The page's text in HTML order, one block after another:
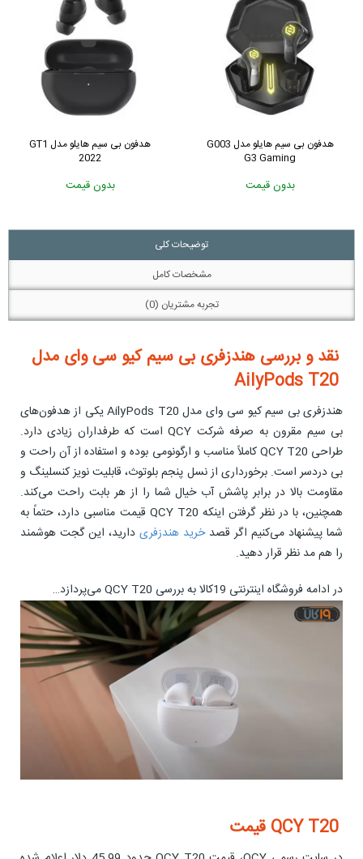
هدفون بی سیم هایلو مدل GT1
2022
بدون قیمت
هدفون بی سیم هایلو مدل G003
G3 Gaming
بدون قیمت
توضیحات کلی
مشخصات کامل
تجربه مشتریان (0)
نقد و بررسی هندزفری بی سیم کیو سی وای مدل
AilyPods T20
هندزفری بی سیم کیو سی وای مدل AilyPods T20 یکی از هدفون‌های
بی سیم مقرون به صرفه شرکت QCY است که طرفداران زیادی دارد.
طراحی QCY T20 کاملاً مناسب و ارگونومی بوده و استفاده از آن راحت و
بی دردسر است. برخورداری از نسل پنجم بلوتوث، قابلیت نویز کنسلینگ و
مقاومت بالا در برابر پاشش آب خیال شما را از هر بابت راحت می‌کند.
همچنین، با در نظر گرفتن اینکه QCY T20 قیمت مناسبی دارد، حتماً به
شما پیشنهاد می‌کنیم اگر قصدخرید هندزفری دارید، این گجت هوشمند
را هم مد نظر قرار دهید.
در ادامه فروشگاه اینترنتی 19کالا به بررسی QCY T20 می‌پردازد…
QCY T20 قیمت